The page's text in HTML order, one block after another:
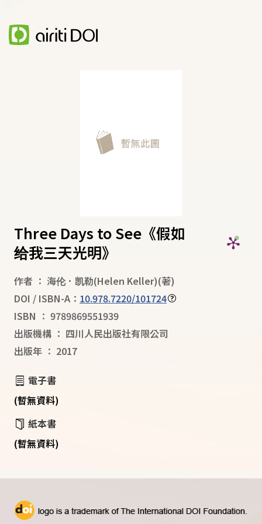
Three Days to See《假如
给我三天光明》
作者 ： 海伦．凯勒(Helen Keller)(著)
DOI / ISBN-A： 10.978.7220/101724
ISBN ： 9789869551939
出版機構 ： 四川人民出版社有限公司
出版年 ： 2017
電子書
(暫無資料)
紙本書
(暫無資料)